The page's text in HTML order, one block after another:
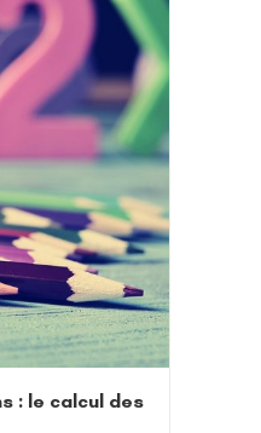
: le calcul des